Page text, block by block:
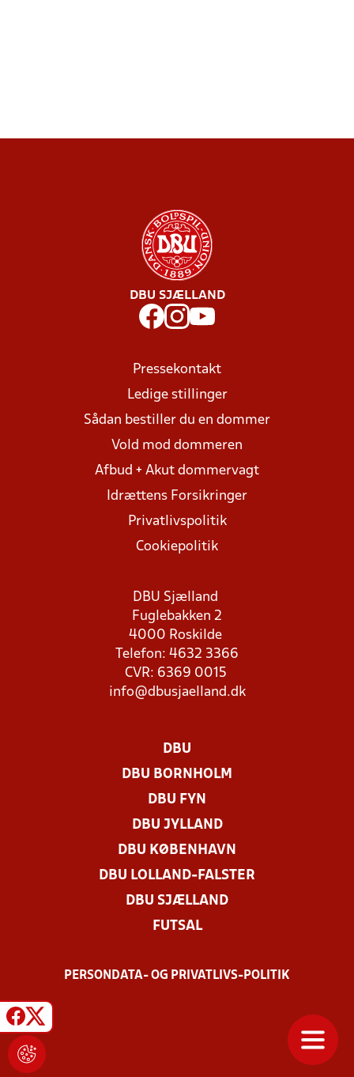
DBU SJÆLLAND
Pressekontakt
Ledige stillinger
Sådan bestiller du en dommer
Vold mod dommeren
Afbud + Akut dommervagt
Idrættens Forsikringer
Privatlivspolitik
Cookiepolitik
DBU Sjælland
Fuglebakken 2
4000 Roskilde
Telefon: 4632 3366
CVR: 6369 0015
info@dbusjaelland.dk
DBU
DBU BORNHOLM
DBU FYN
DBU JYLLAND
DBU KØBENHAVN
DBU LOLLAND-FALSTER
DBU SJÆLLAND
FUTSAL
PERSONDATA- OG PRIVATLIVS-POLITIK